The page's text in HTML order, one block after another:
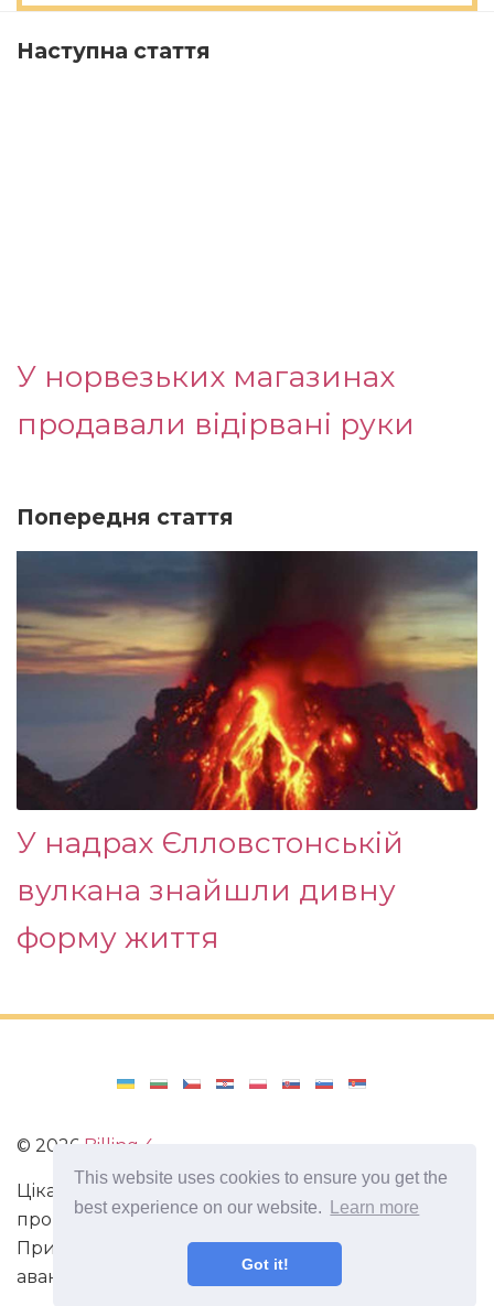
This website uses cookies to ensure you get the
best experience on our website.
Learn more
Got it!
Наступна стаття
У норвезьких магазинах
продавали відірвані руки
Попередня стаття
У надрах Єлловстонській
вулкана знайшли дивну
форму життя
© 2026 Billing 4
Цікаві та захоплюючі факти з усього світу. Статті
про виживання в непередбачених ситуаціях.
Пригоди, маршрути і спосіб життя сучасного
авантюриста. Все про мистецтво магії.